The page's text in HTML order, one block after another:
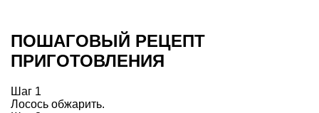
ПОШАГОВЫЙ РЕЦЕПТ
ПРИГОТОВЛЕНИЯ
Шаг 1
Лосось обжарить.